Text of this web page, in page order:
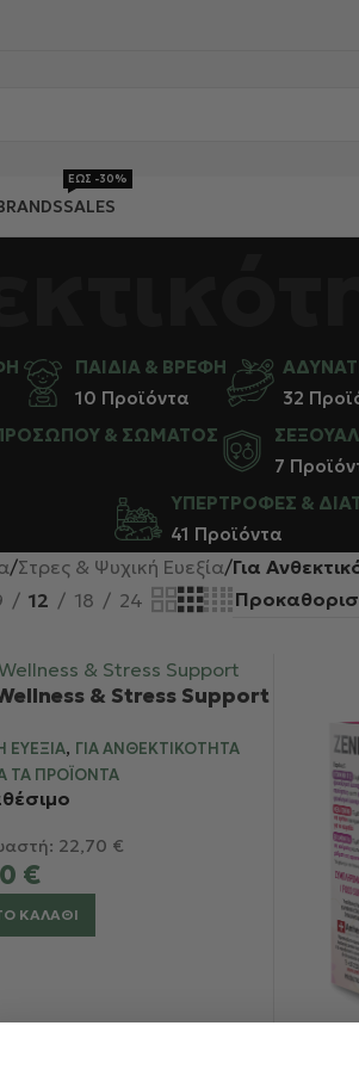
SALES
ΕΩΣ -30%
ΠΑΙΔΙΆ & ΒΡΈΦΗ
10 Προϊόντα
32
& ΣΏΜΑΤΟΣ
7
ΥΠΕΡΤΡΟΦΈΣ &
41 Προϊόντα
/Στρες & Ψυχική Ευεξία/Για
12 18 24
& Stress Support
ΕΥΕΞΊΑ, ΓΙΑ ΑΝΘΕΚΤΙΚΌΤΗΤΑ
ΤΑ ΠΡΟΪΌΝΤΑ
22,70 €
€
ΚΑΛΆΘΙ